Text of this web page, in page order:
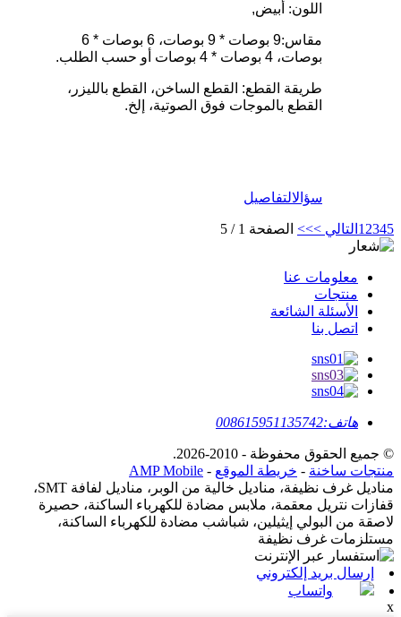
اللون: أبيض,
مقاس:
9 بوصات * 9 بوصات، 6 بوصات * 6
بوصات، 4 بوصات * 4 بوصات أو حسب الطلب.
طريقة القطع: القطع الساخن، القطع بالليزر،
القطع بالموجات فوق الصوتية، إلخ.
سؤالالتفاصيل
1 2345 التالي >>> الصفحة 1 / 5
معلومات عنا
منتجات
الأسئلة الشائعة
اتصل بنا
هاتف:008615951135742
© جميع الحقوق محفوظة - 2010-2026.
منتجات ساخنة - خريطة الموقع -
AMP Mobile
مناديل غرف نظيفة، مناديل خالية من الوبر، مناديل لفافة SMT،
قفازات نتريل معقمة، ملابس مضادة للكهرباء الساكنة، حصيرة
لاصقة من البولي إيثيلين، شباشب مضادة للكهرباء الساكنة،
مستلزمات غرف نظيفة
إرسال بريد إلكتروني
واتساب
x